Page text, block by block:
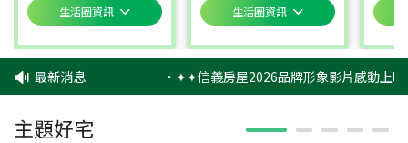
生活圈資訊 生活圈資訊
最新消息 ‧✦✦信義房屋2026品牌形象影片感動上
主題好宅